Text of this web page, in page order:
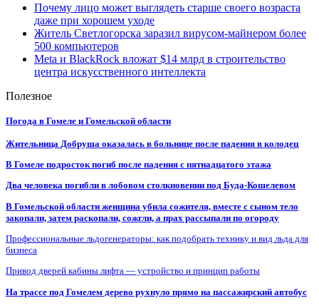
Почему лицо может выглядеть старше своего возраста
даже при хорошем уходе
Житель Светлогорска заразил вирусом-майнером более
500 компьютеров
Meta и BlackRock вложат $14 млрд в строительство
центра искусственного интеллекта
Полезное
Погода в Гомеле и Гомельской области
Жительница Добруша оказалась в больнице после падения в колодец
В Гомеле подросток погиб после падения с пятнадцатого этажа
Два человека погибли в лобовом столкновении под Буда-Кошелевом
В Гомельской области женщина убила сожителя, вместе с сыном тело
закопали, затем раскопали, сожгли, а прах рассыпали по огороду
Профессиональные льдогенераторы: как подобрать технику и вид льда для
бизнеса
Привод дверей кабины лифта — устройство и принцип работы
На трассе под Гомелем дерево рухнуло прямо на пассажирский автобус